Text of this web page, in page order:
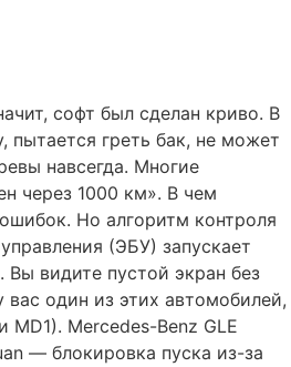
софт был сделан криво. В
греть бак, не может
навсегда. Многие
через 1000 км». В чем
Но алгоритм контроля
(ЭБУ) запускает
видите пустой экран без
один из этих автомобилей,
Mercedes-Benz GLE
— блокировка пуска из-за